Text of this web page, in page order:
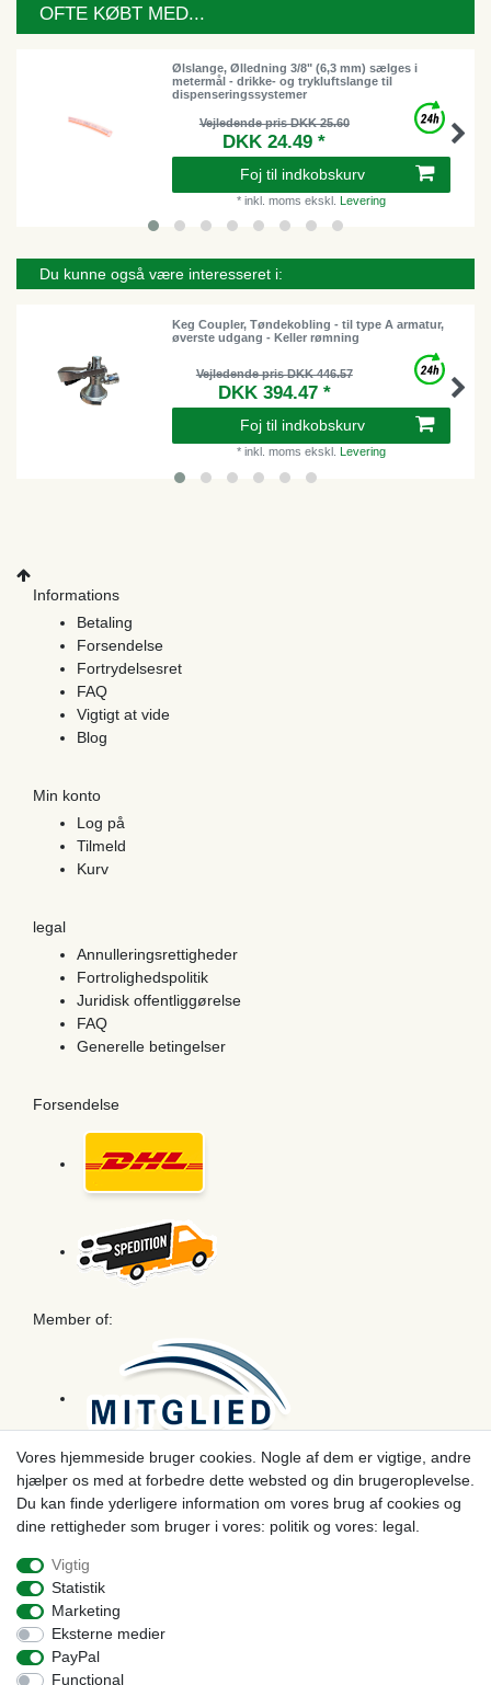
OFTE KØBT MED...
Ølslange, Ølledning 3/8" (6,3 mm) sælges i
metermål - drikke- og trykluftslange til
dispenseringssystemer
Vejledende pris DKK 25.60
DKK 24.49 *
Foj til indkobskurv
* inkl. moms ekskl. Levering
Du kunne også være interesseret i:
Keg Coupler, Tøndekobling - til type A armatur,
øverste udgang - Keller rømning
Vejledende pris DKK 446.57
DKK 394.47 *
Foj til indkobskurv
* inkl. moms ekskl. Levering
Informations
Betaling
Forsendelse
Fortrydelsesret
FAQ
Vigtigt at vide
Blog
Min konto
Log på
Tilmeld
Kurv
legal
Annulleringsrettigheder
Fortrolighedspolitik
Juridisk offentliggørelse
FAQ
Generelle betingelser
Forsendelse
Member of:
Betaling
Vores hjemmeside bruger cookies. Nogle af dem er vigtige, andre
hjælper os med at forbedre dette websted og din brugeroplevelse.
Du kan finde yderligere information om vores brug af cookies og
dine rettigheder som bruger i vores: politik og vores: legal.
Vigtig
Statistik
Marketing
Eksterne medier
PayPal
Functional